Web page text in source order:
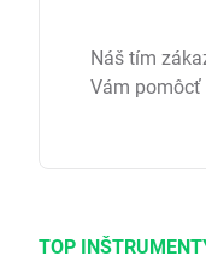
Náš tím
Vám pomôcť
TOP